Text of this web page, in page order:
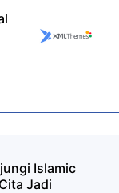
Islamic
Jadi